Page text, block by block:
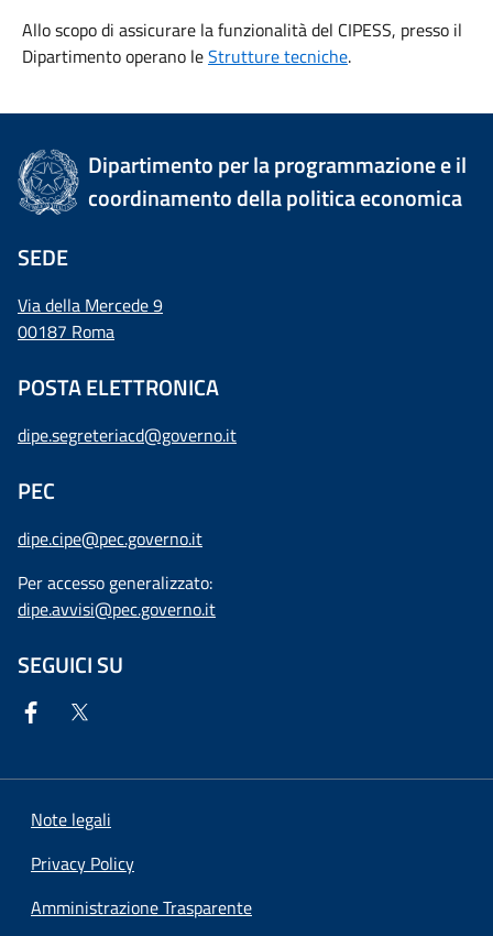
Allo scopo di assicurare la funzionalità del CIPESS, presso il
Dipartimento operano leStrutture tecniche.
Dipartimento per la programmazione e il
coordinamento della politica economica
SEDE
Via della Mercede 9
00187 Roma
POSTA ELETTRONICA
dipe.segreteriacd@governo.it
PEC
dipe.cipe@pec.governo.it
Per accesso generalizzato:
dipe.avvisi@pec.governo.it
SEGUICI SU
Note legali
Privacy Policy
Amministrazione Trasparente